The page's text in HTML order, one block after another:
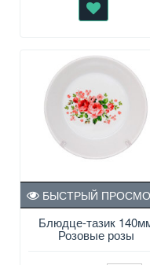
Блюдце-тазик
Розовые розы
БЫСТРЫЙ